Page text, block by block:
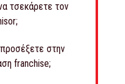
τσεκάρετε τον
στην
franchise;